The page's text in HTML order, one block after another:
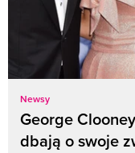
Newsy
George
dbają o swoje